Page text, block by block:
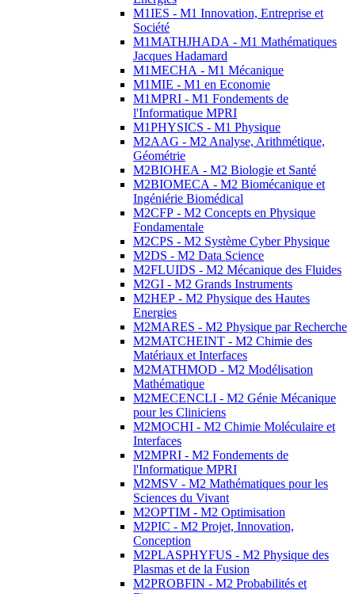
M1IES - M1 Innovation, Entreprise et
Société
M1MATHJHADA - M1 Mathématiques
Jacques Hadamard
M1MECHA - M1 Mécanique
M1MIE - M1 en Economie
M1MPRI - M1 Fondements de
l'Informatique MPRI
M1PHYSICS - M1 Physique
M2AAG - M2 Analyse, Arithmétique,
Géométrie
M2BIOHEA - M2 Biologie et Santé
M2BIOMECA - M2 Biomécanique et
Ingéniérie Biomédical
M2CFP - M2 Concepts en Physique
Fondamentale
M2CPS - M2 Système Cyber Physique
M2DS - M2 Data Science
M2FLUIDS - M2 Mécanique des Fluides
M2GI - M2 Grands Instruments
M2HEP - M2 Physique des Hautes
Energies
M2MARES - M2 Physique par Recherche
M2MATCHEINT - M2 Chimie des
Matériaux et Interfaces
M2MATHMOD - M2 Modélisation
Mathématique
M2MECENCLI - M2 Génie Mécanique
pour les Cliniciens
M2MOCHI - M2 Chimie Moléculaire et
Interfaces
M2MPRI - M2 Fondements de
l'Informatique MPRI
M2MSV - M2 Mathématiques pour les
Sciences du Vivant
M2OPTIM - M2 Optimisation
M2PIC - M2 Projet, Innovation,
Conception
M2PLASPHYFUS - M2 Physique des
Plasmas et de la Fusion
M2PROBFIN - M2 Probabilités et